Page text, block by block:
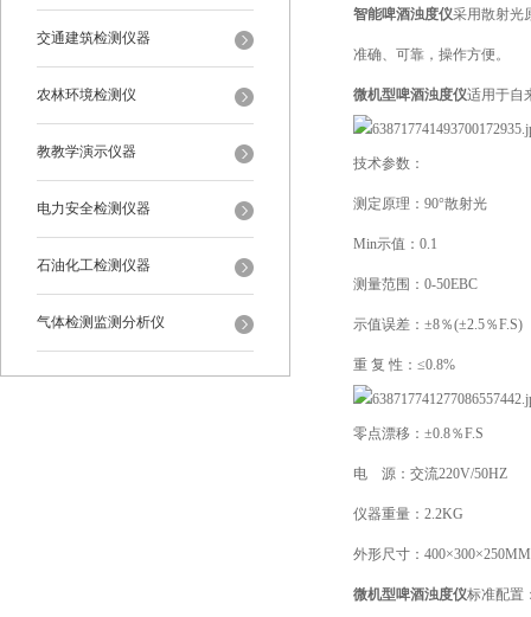
交通建筑检测仪器
农林环境检测仪
教教学演示仪器
电力安全检测仪器
石油化工检测仪器
气体检测监测分析仪
智能啤酒浊度仪采用散射光
准确、可靠，操作方便。
微机型啤酒浊度仪适用于自
技术参数：
测定原理：90°散射光
Min示值：0.1
测量范围：0-50EBC
示值误差：±8％(±2.5％F.S)
重 复 性：≤0.8%
零点漂移：±0.8％F.S
电 源：交流220V/50HZ
仪器重量：2.2KG
外形尺寸：400×300×250MM
微机型啤酒浊度仪标准配置